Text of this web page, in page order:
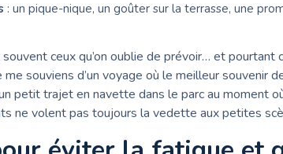
: un pique-nique, un goûter sur la terrasse, une
ceux qu’on oublie de prévoir… et pourtant
souviens d’un voyage où le meilleur souvenir
petit trajet en navette dans le parc au moment
ne volent pas toujours la vedette aux petites